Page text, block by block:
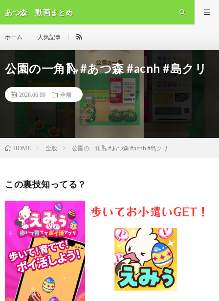
あつ森 動画まとめ
ホーム 人気記事
公園の一角🛝 #あつ森 #acnh #島クリ
2026.06.09 全般
HOME 全般 公園の一角🛝 #あつ森 #acnh #島クリ
この裏技知ってる？